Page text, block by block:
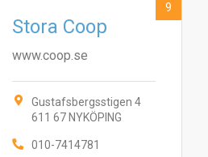
Stora Coop
www.coop.se
Gustafsbergsstigen 4
611 67 NYKÖPING
010-7414781
9